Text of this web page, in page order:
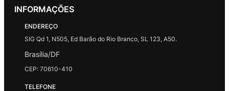
INFORMAÇÕES
ENDEREÇO
SIG Qd 1, N505, Ed Barão do Rio Branco, SL 123, A50.
Brasília/DF
CEP: 70610-410
TELEFONE